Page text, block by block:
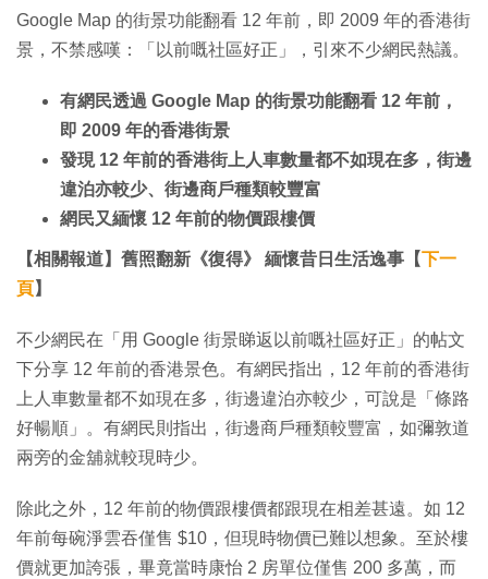
Google Map 的街景功能翻看 12 年前，即 2009 年的香港街
景，不禁感嘆：「以前嘅社區好正」，引來不少網民熱議。
有網民透過 Google Map 的街景功能翻看 12 年前，
即 2009 年的香港街景
發現 12 年前的香港街上人車數量都不如現在多，街邊
違泊亦較少、街邊商戶種類較豐富
網民又緬懷 12 年前的物價跟樓價
【相關報道】舊照翻新《復得》 緬懷昔日生活逸事【下一
頁】
不少網民在「用 Google 街景睇返以前嘅社區好正」的帖文
下分享 12 年前的香港景色。有網民指出，12 年前的香港街
上人車數量都不如現在多，街邊違泊亦較少，可說是「條路
好暢順」。有網民則指出，街邊商戶種類較豐富，如彌敦道
兩旁的金舖就較現時少。
除此之外，12 年前的物價跟樓價都跟現在相差甚遠。如 12
年前每碗淨雲吞僅售 $10，但現時物價已難以想象。至於樓
價就更加誇張，畢竟當時康怡 2 房單位僅售 200 多萬，而